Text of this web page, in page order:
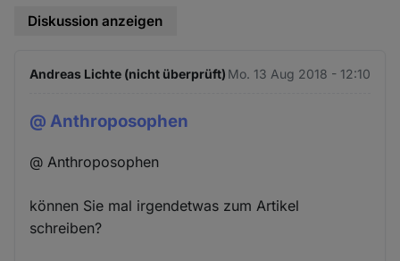
Diskussion anzeigen
Andreas Lichte (nicht überprüft) Mo. 13 Aug 2018 - 12:10
@ Anthroposophen
@ Anthroposophen
können Sie mal irgendetwas zum Artikel
schreiben?